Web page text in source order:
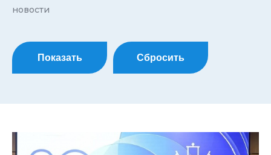
новости
Показать Сбросить